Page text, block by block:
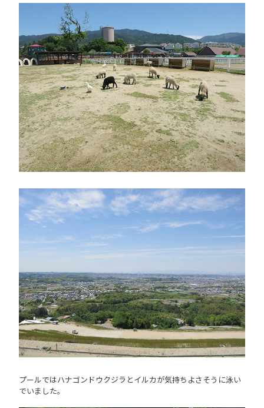
プールではハナゴンドウクジラとイルカが気持ちよさそうに泳い
でいました。